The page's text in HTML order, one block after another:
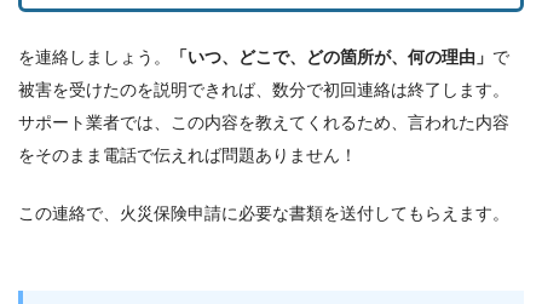
を連絡しましょう。 「いつ、どこで、どの箇所が、何の理由」 で
被害を受けたのを説明できれば、数分で初回連絡は終了します。
サポート業者では、この内容を教えてくれるため、言われた内容
をそのまま電話で伝えれば問題ありません！
この連絡で、火災保険申請に必要な書類を送付してもらえます。